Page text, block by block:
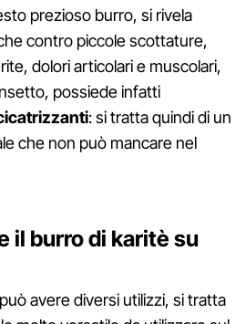
prezioso burro, si rivela
contro piccole scottature,
dolori articolari e muscolari,
possiede infatti
: si tratta quindi di un
che non può mancare nel
il burro di karitè su
avere diversi utilizzi, si tratta